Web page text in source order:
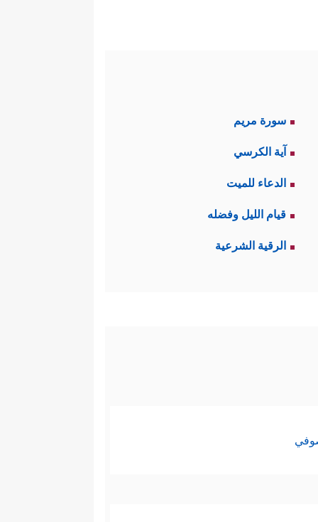
سورة مريم
آية الكرسي
الدعاء للميت
قيام الليل وفضله
الرقية الشرعية